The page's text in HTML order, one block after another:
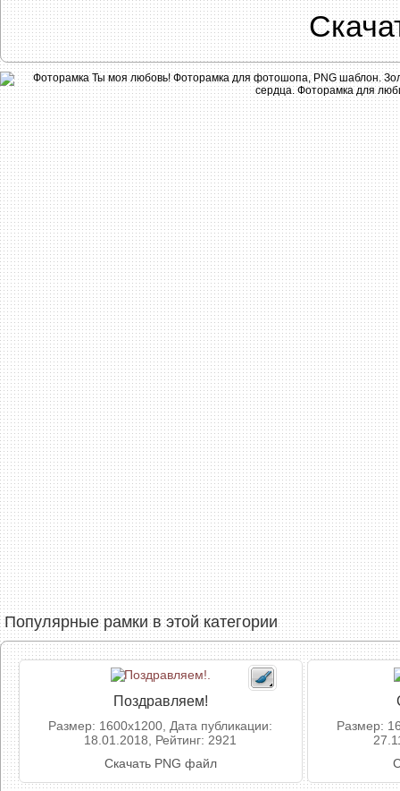
Популярные рамки в этой категории
Поздравляем!
Размер: 1600x1200, Дата публикации:
18.01.2018, Рейтинг: 2921
Скачать PNG файл
Размер: